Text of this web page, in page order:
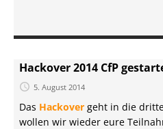
Hackover 2014 CfP
5. August 2014
Das Hackover geht in die
wollen wir wieder eure